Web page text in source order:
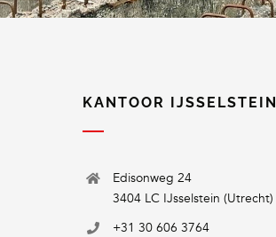
KANTOOR IJSSELSTEIN
Edisonweg 24
3404 LC IJsselstein (Utrecht)
+31 30 606 3764